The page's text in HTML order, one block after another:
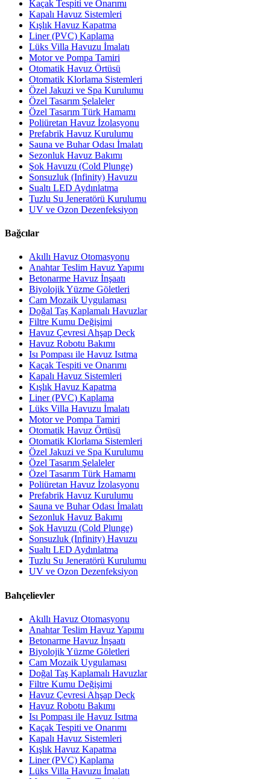
Kaçak Tespiti ve Onarımı
Kapalı Havuz Sistemleri
Kışlık Havuz Kapatma
Liner (PVC) Kaplama
Lüks Villa Havuzu İmalatı
Motor ve Pompa Tamiri
Otomatik Havuz Örtüsü
Otomatik Klorlama Sistemleri
Özel Jakuzi ve Spa Kurulumu
Özel Tasarım Şelaleler
Özel Tasarım Türk Hamamı
Poliüretan Havuz İzolasyonu
Prefabrik Havuz Kurulumu
Sauna ve Buhar Odası İmalatı
Sezonluk Havuz Bakımı
Şok Havuzu (Cold Plunge)
Sonsuzluk (Infinity) Havuzu
Sualtı LED Aydınlatma
Tuzlu Su Jeneratörü Kurulumu
UV ve Ozon Dezenfeksiyon
Bağcılar
Akıllı Havuz Otomasyonu
Anahtar Teslim Havuz Yapımı
Betonarme Havuz İnşaatı
Biyolojik Yüzme Göletleri
Cam Mozaik Uygulaması
Doğal Taş Kaplamalı Havuzlar
Filtre Kumu Değişimi
Havuz Çevresi Ahşap Deck
Havuz Robotu Bakımı
Isı Pompası ile Havuz Isıtma
Kaçak Tespiti ve Onarımı
Kapalı Havuz Sistemleri
Kışlık Havuz Kapatma
Liner (PVC) Kaplama
Lüks Villa Havuzu İmalatı
Motor ve Pompa Tamiri
Otomatik Havuz Örtüsü
Otomatik Klorlama Sistemleri
Özel Jakuzi ve Spa Kurulumu
Özel Tasarım Şelaleler
Özel Tasarım Türk Hamamı
Poliüretan Havuz İzolasyonu
Prefabrik Havuz Kurulumu
Sauna ve Buhar Odası İmalatı
Sezonluk Havuz Bakımı
Şok Havuzu (Cold Plunge)
Sonsuzluk (Infinity) Havuzu
Sualtı LED Aydınlatma
Tuzlu Su Jeneratörü Kurulumu
UV ve Ozon Dezenfeksiyon
Bahçelievler
Akıllı Havuz Otomasyonu
Anahtar Teslim Havuz Yapımı
Betonarme Havuz İnşaatı
Biyolojik Yüzme Göletleri
Cam Mozaik Uygulaması
Doğal Taş Kaplamalı Havuzlar
Filtre Kumu Değişimi
Havuz Çevresi Ahşap Deck
Havuz Robotu Bakımı
Isı Pompası ile Havuz Isıtma
Kaçak Tespiti ve Onarımı
Kapalı Havuz Sistemleri
Kışlık Havuz Kapatma
Liner (PVC) Kaplama
Lüks Villa Havuzu İmalatı